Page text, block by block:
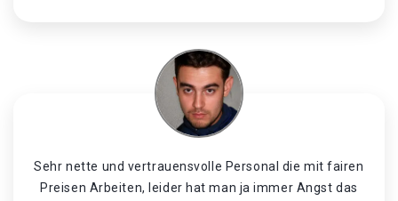
Sehr nette und vertrauensvolle Personal die mit fairen
Preisen Arbeiten, leider hat man ja immer Angst das